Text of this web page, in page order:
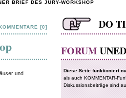
BRIEF DES JURY-WORKSHOP
[0]
und